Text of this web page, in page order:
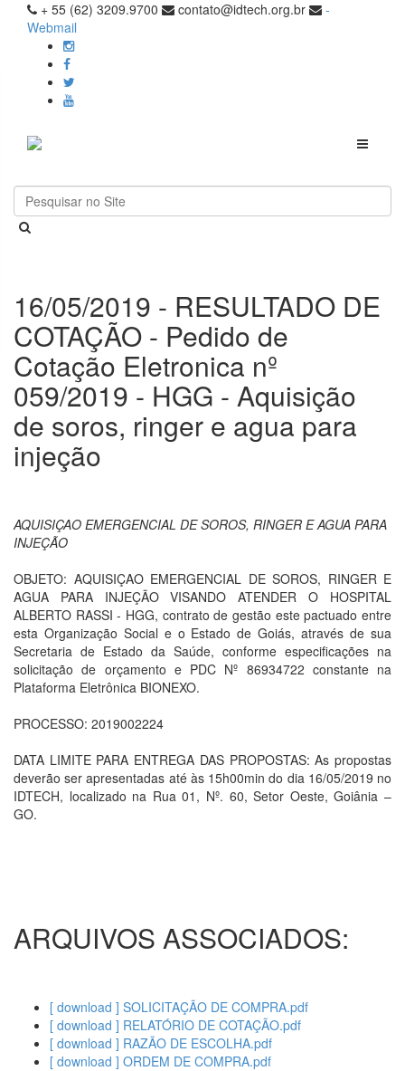
+ 55 (62) 3209.9700 contato@idtech.org.br
-
Webmail
Toggle
16/05/2019 - RESULTADO DE
COTAÇÃO - Pedido de
Cotação Eletronica nº
059/2019 - HGG - Aquisição
de soros, ringer e agua para
injeção
AQUISIÇAO EMERGENCIAL DE SOROS, RINGER E AGUA PARA
INJEÇÃO
OBJETO: AQUISIÇAO EMERGENCIAL DE SOROS, RINGER E
AGUA PARA INJEÇÃO VISANDO ATENDER O HOSPITAL
ALBERTO RASSI - HGG, contrato de gestão este pactuado entre
esta Organização Social e o Estado de Goiás, através de sua
Secretaria de Estado da Saúde, conforme especificações na
solicitação de orçamento e PDC Nº 86934722 constante na
Plataforma Eletrônica BIONEXO.
PROCESSO: 2019002224
DATA LIMITE PARA ENTREGA DAS PROPOSTAS: As propostas
deverão ser apresentadas até às 15h00min do dia 16/05/2019 no
IDTECH, localizado na Rua 01, Nº. 60, Setor Oeste, Goiânia –
GO.
ARQUIVOS ASSOCIADOS:
[ download ] SOLICITAÇÃO DE COMPRA.pdf
[ download ] RELATÓRIO DE COTAÇÃO.pdf
[ download ] RAZÃO DE ESCOLHA.pdf
[ download ] ORDEM DE COMPRA.pdf